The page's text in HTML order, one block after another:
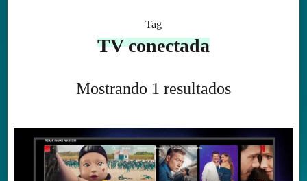
Tag
TV conectada
Mostrando 1 resultados